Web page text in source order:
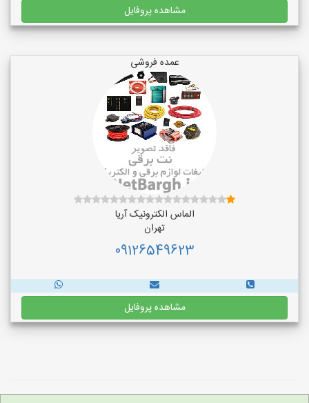
مشاهده پروفایل
عمده فروشی
الماس الکترونیک آریا
تهران
09126549623
مشاهده پروفایل